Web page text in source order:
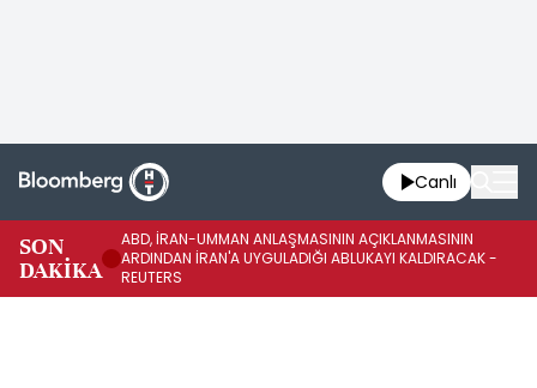
Canlı
SON
DAKİKA
ABD, İRAN-UMMAN ANLAŞMASININ AÇIKLANMASININ
ARDINDAN İRAN'A UYGULADIĞI ABLUKAYI KALDIRACAK -
REUTERS